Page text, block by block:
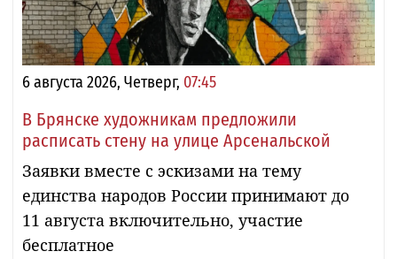
6 августа 2026, Четверг, 07:45
В Брянске художникам предложили
расписать стену на улице Арсенальской
Заявки вместе с эскизами на тему
единства народов России принимают до
11 августа включительно, участие
бесплатное